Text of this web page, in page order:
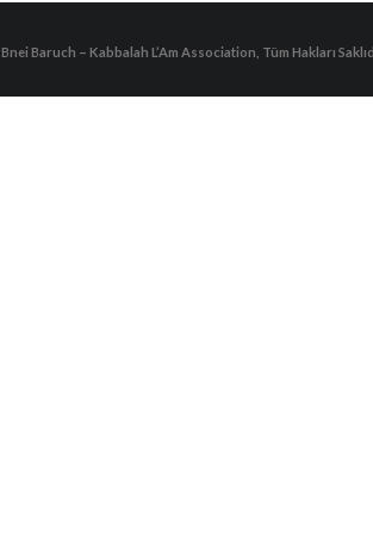
Bnei Baruch – Kabbalah L’Am Association, Tüm Hakları